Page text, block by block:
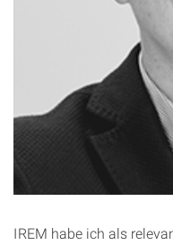
IREM habe ich als